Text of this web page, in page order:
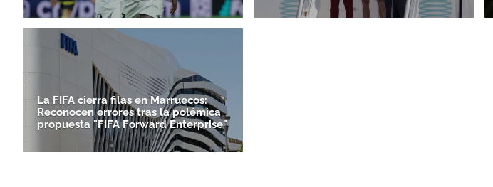
La FIFA cierra filas en Marruecos:
Reconocen errores tras la polémica
propuesta "FIFA Forward Enterprise"